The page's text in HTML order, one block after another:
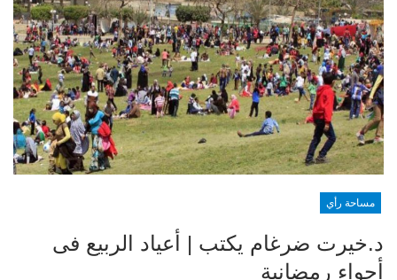
مساحة رأي
د.خيرت ضرغام يكتب | أعياد الربيع فى
أجواء رمضانية